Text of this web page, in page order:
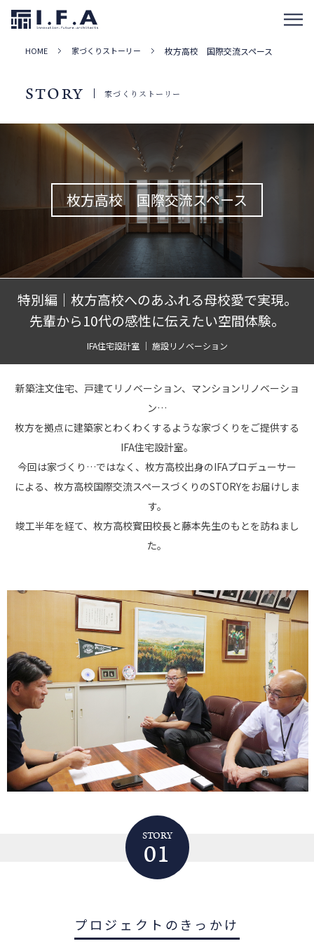
HOME 家づくりストーリー 枚方高校 国際交流スペース
STORY 家づくりストーリー
枚方高校 国際交流スペース
特別編｜枚方高校へのあふれる母校愛で実現。
先輩から10代の感性に伝えたい空間体験。
IFA住宅設計室 ｜ 施設リノベーション
新築注文住宅、戸建てリノベーション、マンションリノベーショ
ン…
枚方を拠点に建築家とわくわくするような家づくりをご提供する
IFA住宅設計室。
今回は家づくり…ではなく、枚方高校出身のIFAプロデューサー
による、枚方高校国際交流スペースづくりのSTORYをお届けしま
す。
竣工半年を経て、枚方高校寳田校長と藤本先生のもとを訪ねまし
た。
STORY
01
プロジェクトのきっかけ